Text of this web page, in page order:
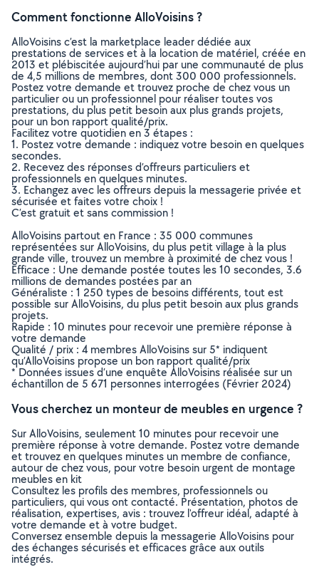
Comment fonctionne AlloVoisins ?
AlloVoisins c’est la marketplace leader dédiée aux
prestations de services et à la location de matériel, créée en
2013 et plébiscitée aujourd’hui par une communauté de plus
de 4,5 millions de membres, dont 300 000 professionnels.
Postez votre demande et trouvez proche de chez vous un
particulier ou un professionnel pour réaliser toutes vos
prestations, du plus petit besoin aux plus grands projets,
pour un bon rapport qualité/prix.
Facilitez votre quotidien en 3 étapes :
1. Postez votre demande : indiquez votre besoin en quelques
secondes.
2. Recevez des réponses d’offreurs particuliers et
professionnels en quelques minutes.
3. Echangez avec les offreurs depuis la messagerie privée et
sécurisée et faites votre choix !
C’est gratuit et sans commission !
AlloVoisins partout en France : 35 000 communes
représentées sur AlloVoisins, du plus petit village à la plus
grande ville, trouvez un membre à proximité de chez vous !
Efficace : Une demande postée toutes les 10 secondes, 3.6
millions de demandes postées par an
Généraliste : 1 250 types de besoins différents, tout est
possible sur AlloVoisins, du plus petit besoin aux plus grands
projets.
Rapide : 10 minutes pour recevoir une première réponse à
votre demande
Qualité / prix : 4 membres AlloVoisins sur 5* indiquent
qu’AlloVoisins propose un bon rapport qualité/prix
* Données issues d’une enquête AlloVoisins réalisée sur un
échantillon de 5 671 personnes interrogées (Février 2024)
Vous cherchez un monteur de meubles en urgence ?
Sur AlloVoisins, seulement 10 minutes pour recevoir une
première réponse à votre demande. Postez votre demande
et trouvez en quelques minutes un membre de confiance,
autour de chez vous, pour votre besoin urgent de montage
meubles en kit
Consultez les profils des membres, professionnels ou
particuliers, qui vous ont contacté. Présentation, photos de
réalisation, expertises, avis : trouvez l'offreur idéal, adapté à
votre demande et à votre budget.
Conversez ensemble depuis la messagerie AlloVoisins pour
des échanges sécurisés et efficaces grâce aux outils
intégrés.